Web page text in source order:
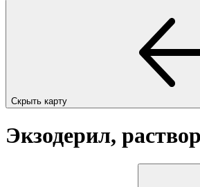
Скрыть карту
Экзодерил,